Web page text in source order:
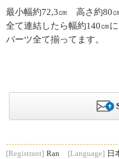
最小幅約72,3㎝ 高さ約80
全て連結したら幅約140㎝に
パーツ全て揃ってます。
[Registrant] Ran [Language] 日